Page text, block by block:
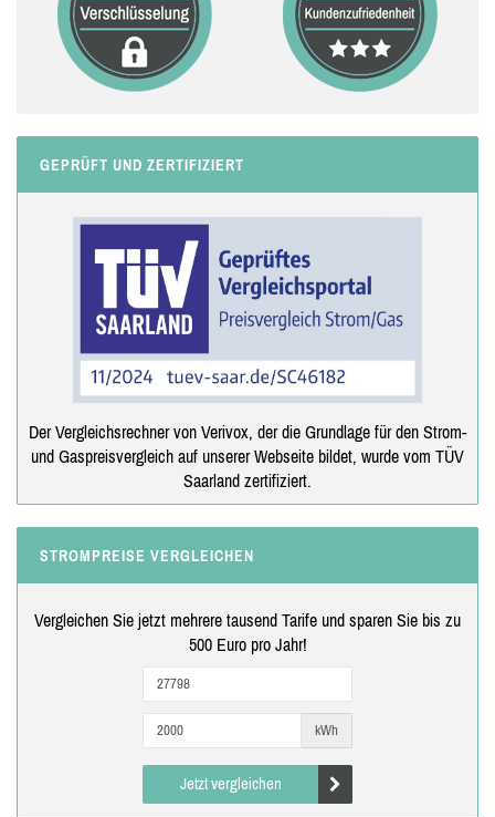
GEPRÜFT UND ZERTIFIZIERT
Der Vergleichsrechner von Verivox, der die Grundlage für den Strom-
und Gaspreisvergleich auf unserer Webseite bildet, wurde vom TÜV
Saarland zertifiziert.
STROMPREISE VERGLEICHEN
Vergleichen Sie jetzt mehrere tausend Tarife und sparen Sie bis zu
500 Euro pro Jahr!
kWh
Jetzt vergleichen